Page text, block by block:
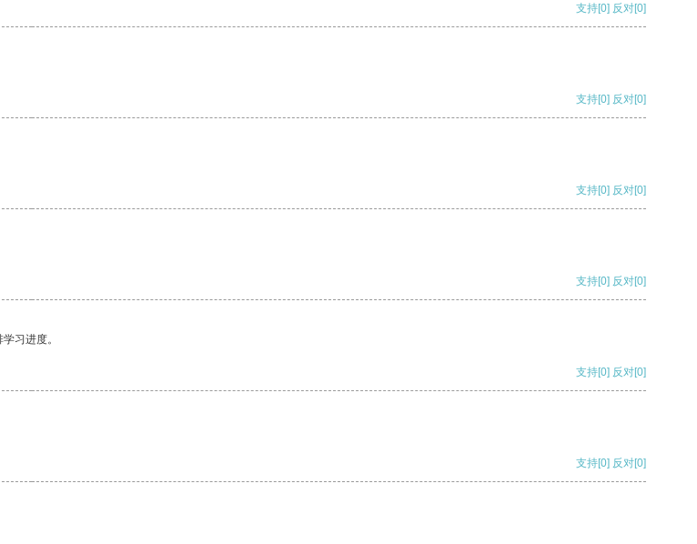
支持[0] 反对[0]
支持[0] 反对[0]
支持[0] 反对[0]
支持[0] 反对[0]
习进度。
支持[0] 反对[0]
支持[0] 反对[0]